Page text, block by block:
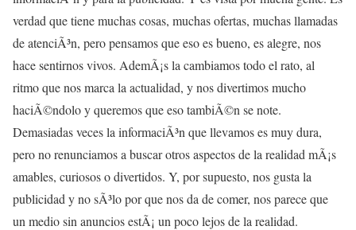
verdad que tiene muchas cosas, muchas ofertas, muchas llamadas
de atenciÃ³n, pero pensamos que eso es bueno, es alegre, nos
hace sentirnos vivos. AdemÃ¡s la cambiamos todo el rato, al
ritmo que nos marca la actualidad, y nos divertimos mucho
haciÃ©ndolo y queremos que eso tambiÃ©n se note.
Demasiadas veces la informaciÃ³n que llevamos es muy dura,
pero no renunciamos a buscar otros aspectos de la realidad mÃ¡s
amables, curiosos o divertidos. Y, por supuesto, nos gusta la
publicidad y no sÃ³lo por que nos da de comer, nos parece que
un medio sin anuncios estÃ¡ un poco lejos de la realidad.